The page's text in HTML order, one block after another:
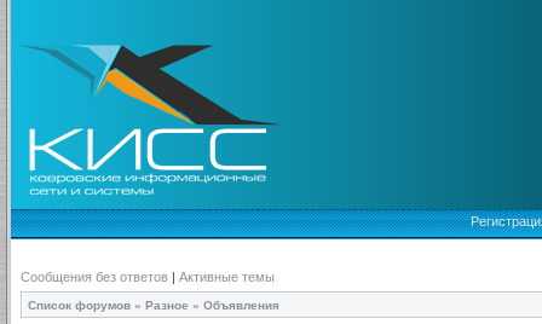
Сообщения без ответов | Активные темы
Список форумов » Разное » Объявления